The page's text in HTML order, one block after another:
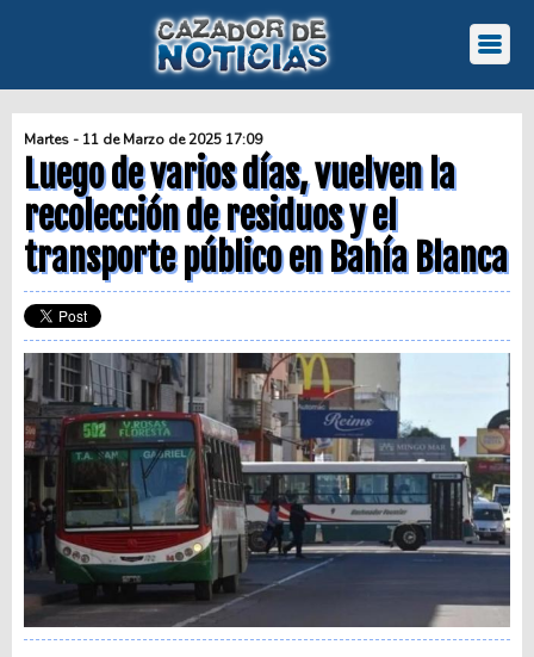
Martes - 11 de Marzo de 2025 17:09
Luego de varios días, vuelven la
recolección de residuos y el
transporte público en Bahía Blanca